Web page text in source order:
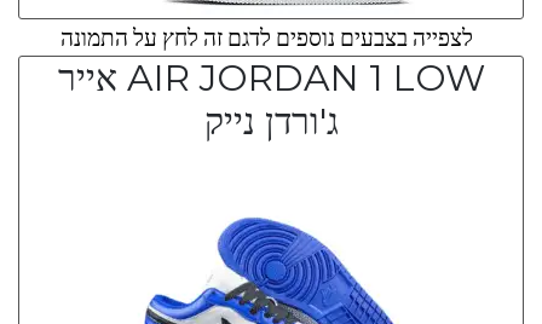
לצפייה בצבעים נוספים לדגם זה לחץ על התמונה
AIR JORDAN 1 LOW אייר
ג'ורדן נייק